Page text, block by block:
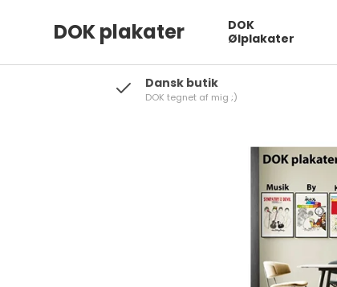
DOK plakater
DOK
Ølplakater
Dansk butik
DOK tegnet af mig ;)